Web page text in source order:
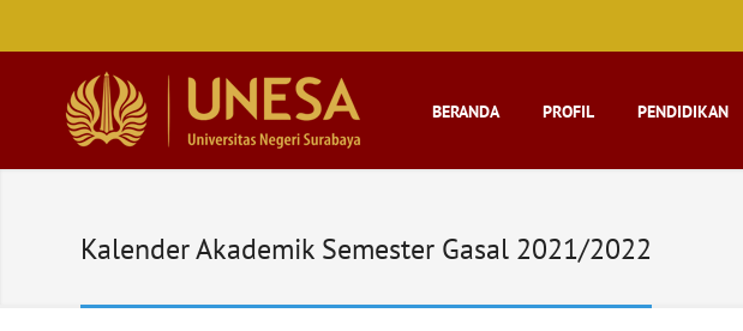
BERANDA PROFIL PENDIDIKAN
Kalender Akademik Semester Gasal 2021/2022